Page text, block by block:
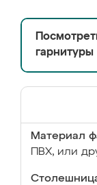
гарнитуры
Материал
ПВХ, или